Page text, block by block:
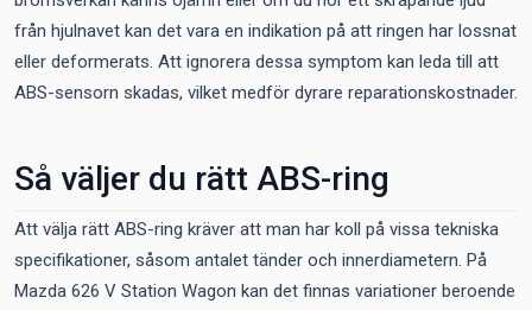
från hjulnavet kan det vara en indikation på att ringen har lossnat
eller deformerats. Att ignorera dessa symptom kan leda till att
ABS-sensorn skadas, vilket medför dyrare reparationskostnader.
Så väljer du rätt ABS-ring
Att välja rätt ABS-ring kräver att man har koll på vissa tekniska
specifikationer, såsom antalet tänder och innerdiametern. På
Mazda 626 V Station Wagon kan det finnas variationer beroende